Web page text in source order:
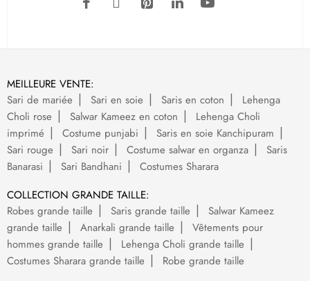
MEILLEURE VENTE:
Sari de mariée
Sari en soie Saris en coton
Lehenga
Choli rose
Salwar Kameez en coton
Lehenga Choli
imprimé
Costume punjabi
Saris en soie Kanchipuram
Sari rouge
Sari noir Costume salwar en organza
Saris
Banarasi
Sari Bandhani
Costumes Sharara
COLLECTION GRANDE TAILLE:
Robes grande taille
Saris grande taille
Salwar Kameez
grande taille
Anarkali grande taille
Vêtements pour
hommes grande taille
Lehenga Choli grande taille
Costumes Sharara grande taille
Robe grande taille